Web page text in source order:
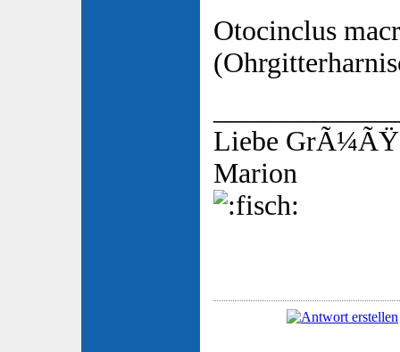
Otocinclus
Liebe
Marion